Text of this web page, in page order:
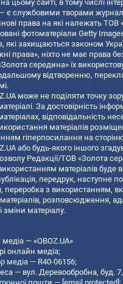
цьому сайті, в тому числі
є службовими творами
права на які належать ТОВ
фотоматеріали Getty
які захищаються законом
права», ніхто не має права
середина» їх
відтворенню,
може не поділяти точку
За достовірність
відповідальність
матеріалів
гіперпосилання на
або будь-якого іншого
Редакції/ТОВ «Золота
матеріалів буде
передрук, наступне
переробка з використанням,
розповсюдження,
зміни матеріалу.
— «OBOZ.UA»
онлайн медіа;
медіа — R40-06156;
— вул. Деревообробна, буд.